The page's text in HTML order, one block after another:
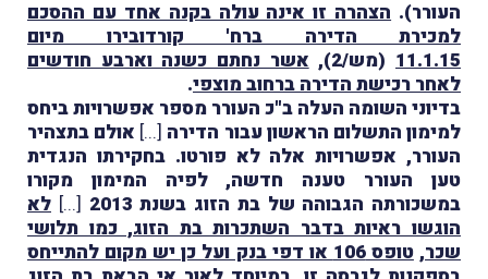
העורר). הצהרה זו אינה עולה בקנה אחד עם ההסכם
למכירת הדירה ברח' קורדובירו מיום
11.1.15 (מש/2),
אשר נחתם כשנה וארבע חודשים
לאחר רכישת הדירה ברחוב מוצפי.
בדיוני השומה העלה ב"כ העורר מספר אפשרויות ביחס
למימון התשלום הראשון עבור הדירה [...] אולם בתצהיר
העורר, אפשרויות אלה לא פורטו. בחקירתו הנגדית
טען העורר טענה חדשה, לפיה המימון מקורו
במשכורתה הגבוהה של בת הזוג בשנת 2013
[...] לא
הוגשו ראיות בדבר השתכרות בת הזוג, כמו תלושי
שכר,
טופס 106 או דפי בנק ועל כן יש מקום להתייחס